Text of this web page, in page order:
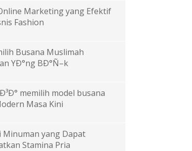
Marketing yang Efektif
Fashion
Busana Muslimah
YÐ°ng BÐ°Ñ–k
memilih model busana
Masa Kini
Minuman yang Dapat
Stamina Pria